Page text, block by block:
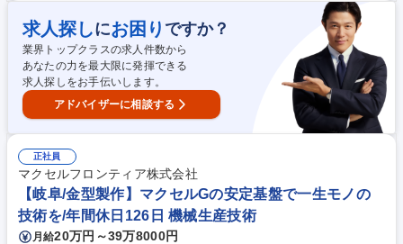
媒体選定、面接、入社手続き等 ■人事：組織改正、各種異動の取りまと
め、人財計画の仕組み構築、データの可視化、キャリアデザイン等の対応
■労務：勤怠管理、給与計算、労働組合対応など。 ★制度管理や制度企画
などにも幅を広げご活躍を検討しております。 募集職種 【岐阜/人事】年
間休日126日/平均有給取得17.6日/マクセルグループ
求人探しにお困り ですか？
業界トップクラスの求人件数から
あなたの力を最大限に発揮できる
求人探しをお手伝いします。
アドバイザーに相談する
正社員
マクセルフロンティア株式会社
【岐阜/金型製作】マクセルGの安定基盤で一生モノの
技術を/年間休日126日 機械生産技術
月給20万円～39万8000円